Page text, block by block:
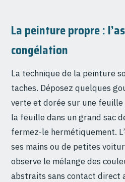
La peinture propre :
congélation
La technique de la peinture
taches. Déposez quelques
verte et dorée sur une
la feuille dans un grand sac
fermez-le hermétiquement.
ses mains ou de petites
observe le mélange des
abstraits sans contact direct